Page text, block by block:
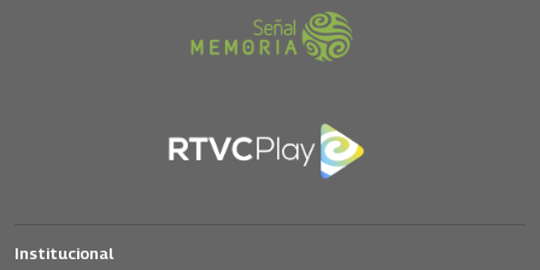
Institucional